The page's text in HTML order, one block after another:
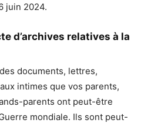
juin 2024.
d’archives relatives à la
documents, lettres,
intimes que vos parents,
parents ont peut-être
mondiale. Ils sont peut-